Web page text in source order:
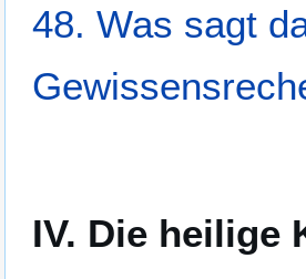
48. Was sagt
IV. Die heilige